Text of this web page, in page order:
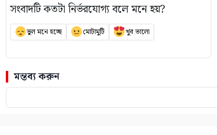
সংবাদটি কতটা নির্ভরযোগ্য বলে মনে হয়?
ভুল মনে হচ্ছে মোটামুটি খুব ভালো
মন্তব্য করুন